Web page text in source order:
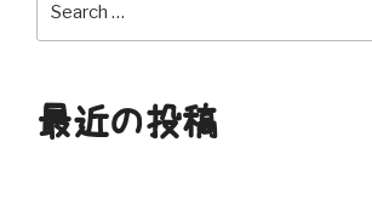
ゲ
シ
最近の投稿